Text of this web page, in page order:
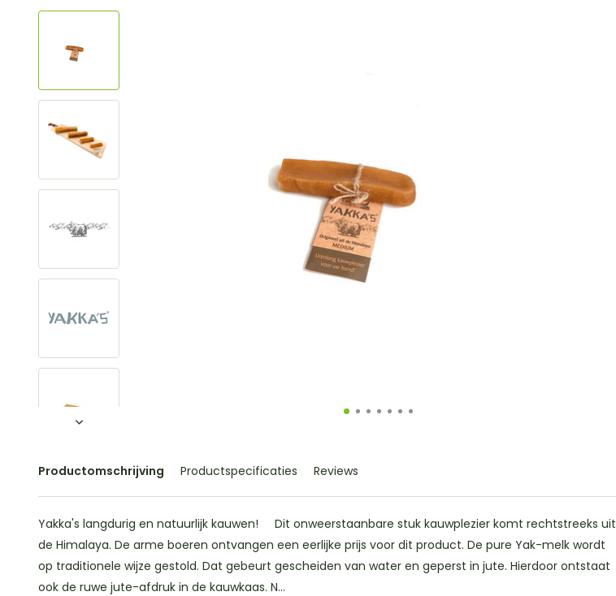
Productomschrijving Productspecificaties Reviews
Yakka's langdurig en natuurlijk kauwen! Dit onweerstaanbare stuk kauwplezier komt rechtstreeks uit
de Himalaya. De arme boeren ontvangen een eerlijke prijs voor dit product. De pure Yak-melk wordt
op traditionele wijze gestold. Dat gebeurt gescheiden van water en geperst in jute. Hierdoor ontstaat
ook de ruwe jute-afdruk in de kauwkaas. N...